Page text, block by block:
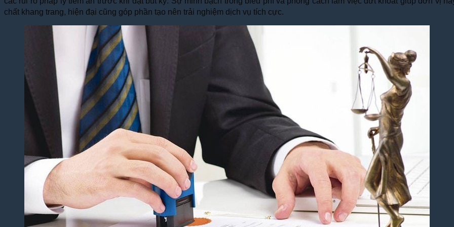
chất khang trang, hiện đại cũng góp phần tạo nên trải nghiệm dịch vụ tích cực.